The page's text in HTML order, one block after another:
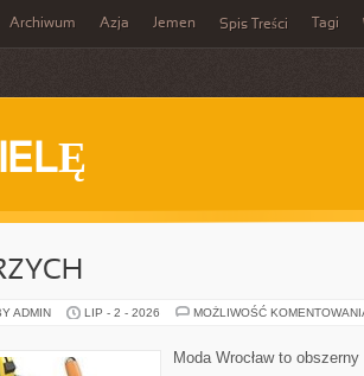
Archiwum Azja Jemen Spis Treści Tagi
ADMIN LIP - 2 - 2026 MOŻLIWOŚĆ
Moda Wrocław to